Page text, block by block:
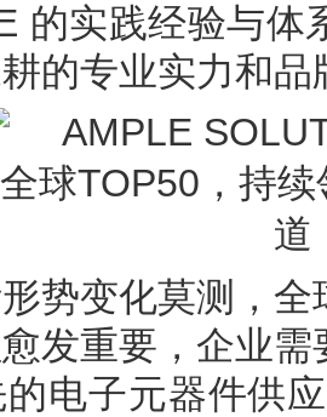
的实践经验与体
的专业实力和品
势变化莫测，
发重要，企业
电子元器件供